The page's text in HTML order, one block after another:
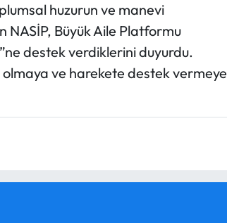
huzurun ve manevi
NASİP, Büyük Aile Platformu
destek verdiklerini duyurdu.
ve harekete destek vermeye